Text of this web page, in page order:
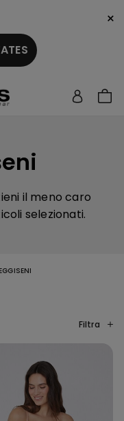
×
il meno caro
selezionati.
Filtra